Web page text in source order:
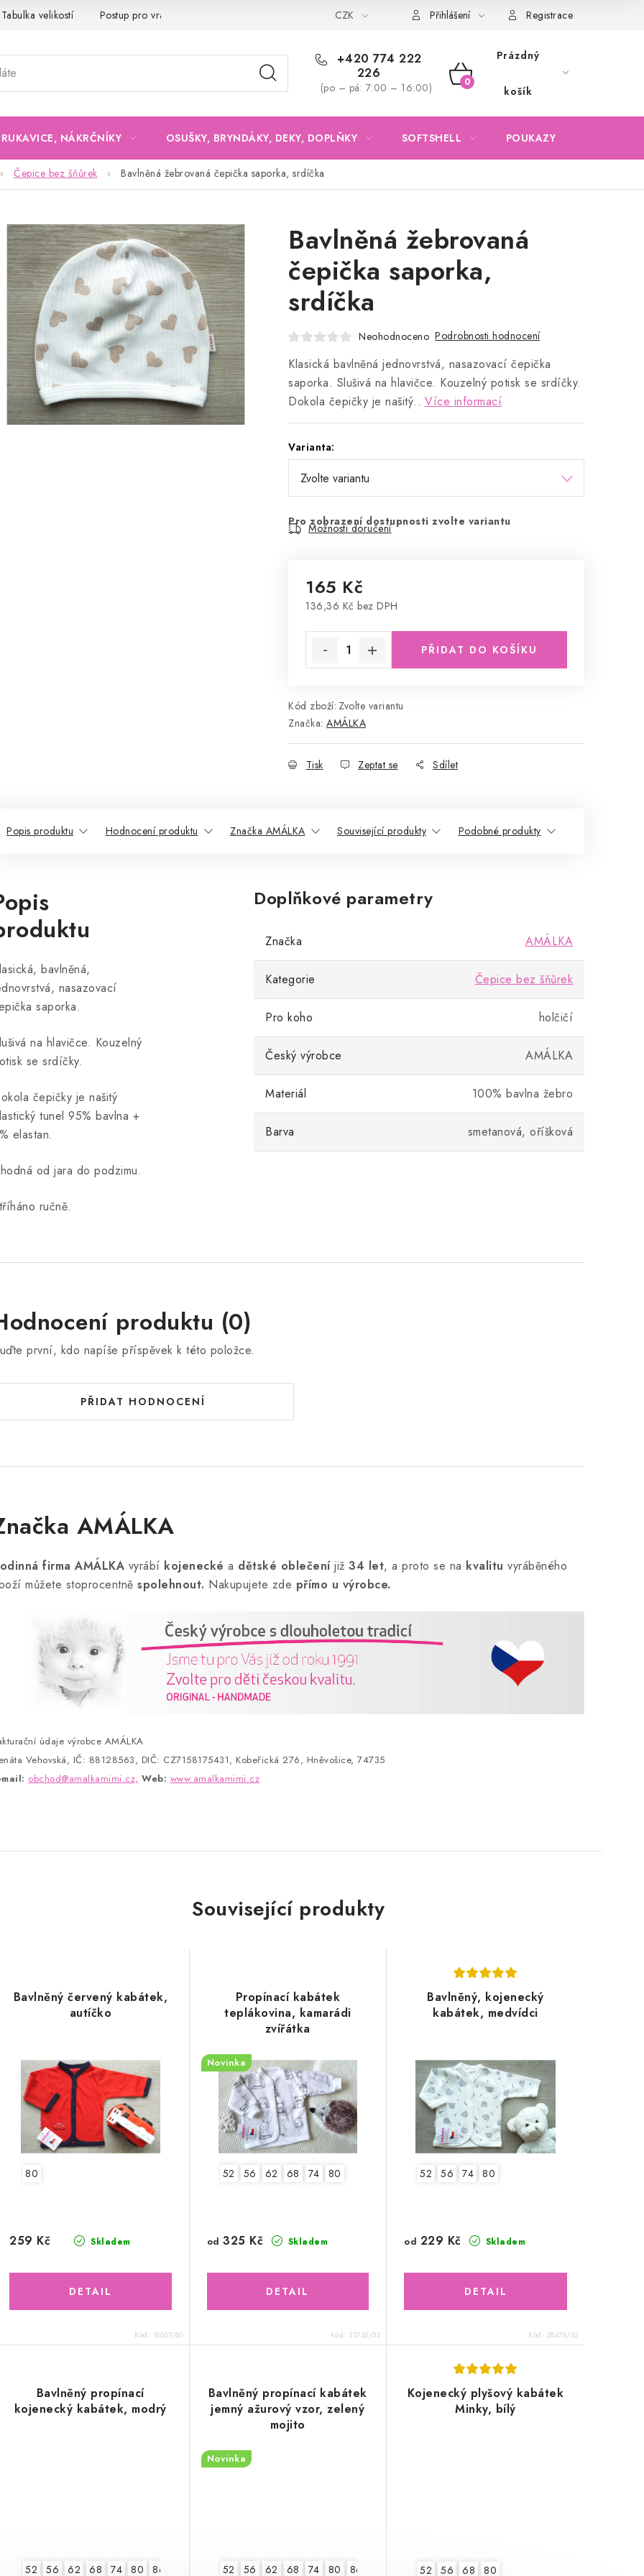
Tabulka velikostí Postup pro vrácení a výměnu Obchodní podmínky Podmínky ochrany osobních údajů
CZK Přihlášení Registrace
+420 774 222
226
(po – pá: 7:00 – 16:00)
NÁKUPNÍ
Prázdný
košík
NÁKRČNÍKY OSUŠKY, BRYNDÁKY, DEKY, DOPLŇKY SOFTSHELL POUKAZY
Čepice bez šňůrek Bavlněná žebrovaná čepička saporka, srdíčka
Bavlněná žebrovaná
čepička saporka,
srdíčka
Neohodnoceno Podrobnosti hodnocení
Klasická bavlněná jednovrstvá, nasazovací čepička
saporka. Slušivá na hlavičce. Kouzelný potisk se srdíčky.
Dokola čepičky je našitý.. Více informací
Varianta:
Pro zobrazení dostupnosti zvolte variantu
Možnosti doručení
165 Kč
136,36 Kč bez DPH
PŘIDAT DO KOŠÍKU
Kód zboží: Zvolte variantu
Značka: AMÁLKA
Tisk Zeptat se Sdílet
Popis produktu Hodnocení produktu Značka AMÁLKA Související produkty Podobné produkty
bavlněná,
nasazovací
saporka.
na hlavičce. Kouzelný
se srdíčky.
čepičky je našitý
tunel 95% bavlna +
elastan.
od jara do podzimu.
ručně.
Doplňkové parametry
Značka AMÁLKA
Kategorie Čepice bez šňůrek
Pro koho holčičí
Český výrobce AMÁLKA
Materiál 100% bavlna žebro
Barva smetanová, oříšková
produktu (0)
první, kdo napíše příspěvek k této položce.
PŘIDAT HODNOCENÍ
AMÁLKA
firma AMÁLKA vyrábí kojenecké a dětské oblečeníjiž 34 let, a proto se na kvalitu vyráběného
můžete stoprocentně spolehnout. Nakupujete zde přímo u výrobce.
údaje výrobce AMÁLKA
Vehovská, IČ: 88128563, DIČ: CZ7158175431, Kobeřická 276, Hněvošice, 74735
mail: obchod@amalkamimi.cz, Web: www.amalkamimi.cz
Související produkty
Bavlněný červený kabátek,
autíčko
80
Skladem
259 Kč
Kód: 18057/80
Propínací kabátek
teplákovina, kamarádi
zvířátka
Novinka
52 56 62 68 74 80
Skladem
od 325 Kč
Kód: 33735/52
Bavlněný, kojenecký
kabátek, medvídci
52 56 74 80
Skladem
od 229 Kč
Kód: 28478/52
Bavlněný propínací
kojenecký kabátek, modrý
52 56 62 68 74 80 86
Bavlněný propínací kabátek
jemný ažurový vzor, zelený
mojito
Novinka
52 56 62 68 74 80 86
Kojenecký plyšový kabátek
Minky, bílý
52 56 68 80